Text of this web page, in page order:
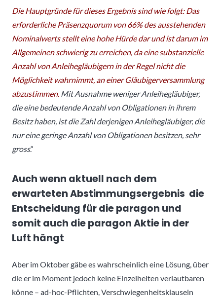
Die Hauptgründe für dieses Ergebnis sind wie folgt: Das
erforderliche Präsenzquorum von 66% des ausstehenden
Nominalwerts stellt eine hohe Hürde dar und ist darum im
Allgemeinen schwierig zu erreichen, da eine substanzielle
Anzahl von Anleihegläubigern in der Regel nicht die
Möglichkeit wahrnimmt, an einer Gläubigerversammlung
abzustimmen. Mit Ausnahme weniger Anleihegläubiger,
die eine bedeutende Anzahl von Obligationen in ihrem
Besitz haben, ist die Zahl derjenigen Anleihegläubiger, die
nur eine geringe Anzahl von Obligationen besitzen, sehr
gross.“
Auch wenn aktuell nach dem
erwarteten Abstimmungsergebnis die
Entscheidung für die paragon und
somit auch die paragon Aktie in der
Luft hängt
Aber im Oktober gäbe es wahrscheinlich eine Lösung, über
die er im Moment jedoch keine Einzelheiten verlautbaren
könne – ad-hoc-Pflichten, Verschwiegenheitsklauseln